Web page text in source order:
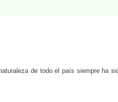
de todo el país siempre ha